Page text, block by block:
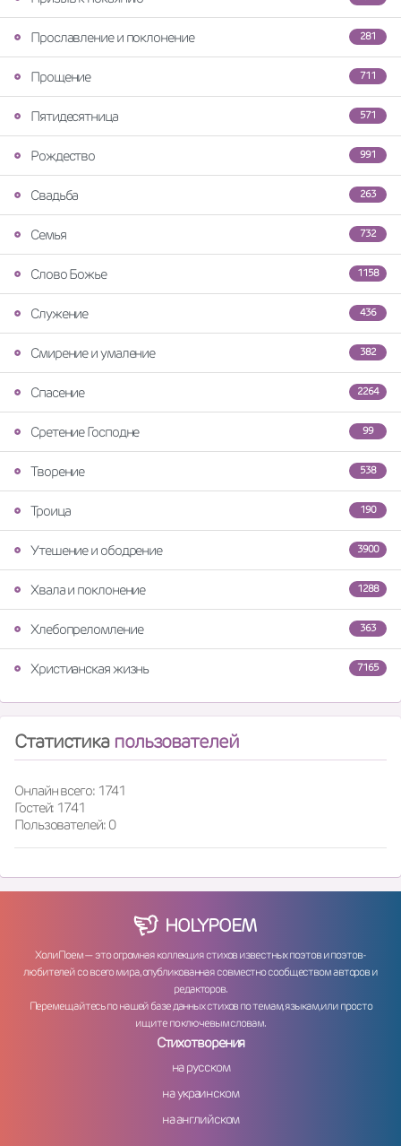
281
Прославление и поклонение
711
Прощение
571
Пятидесятница
991
Рождество
263
Свадьба
732
Семья
1158
Слово Божье
436
Служение
382
Смирение и умаление
2264
Спасение
99
Сретение Господне
538
Творение
190
Троица
3900
Утешение и ободрение
1288
Хвала и поклонение
363
Хлебопреломление
7165
Христианская жизнь
Статистика пользователей
Онлайн всего: 1741
Гостей: 1741
Пользователей: 0
HOLYPOEM
ХолиПоем — это огромная коллекция стихов известных поэтов и поэтов-
любителей со всего мира, опубликованная совместно сообществом авторов и
редакторов.
Перемещайтесь по нашей базе данных стихов по темам, языкам, или просто
ищите по ключевым словам.
Стихотворения
на русском
на украинском
на английском